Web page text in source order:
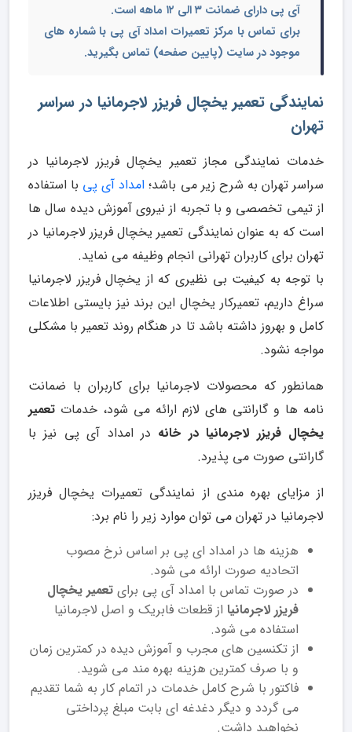
آی پی دارای ضمانت ۳ الی ۱۲ ماهه است.
برای تماس با مرکز تعمیرات امداد آی پی با شماره های
موجود در سایت (پایین صفحه) تماس بگیرید.
نمایندگی تعمیر یخچال فریزر لاجرمانیا در سراسر
تهران
خدمات نمایندگی مجاز تعمیر یخچال فریزر لاجرمانیا در
سراسر تهران به شرح زیر می باشد؛ امداد آی پی با استفاده
از تیمی تخصصی و با تجربه از نیروی آموزش دیده سال ها
است که به عنوان نمایندگی تعمیر یخچال فریزر لاجرمانیا در
تهران برای کاربران تهرانی انجام وظیفه می نماید.
با توجه به کیفیت بی نظیری که از یخچال فریزر لاجرمانیا
سراغ داریم، تعمیرکار یخچال این برند نیز بایستی اطلاعات
کامل و بهروز داشته باشد تا در هنگام روند تعمیر با مشکلی
مواجه نشود.
همانطور که محصولات لاجرمانیا برای کاربران با ضمانت
نامه ها و گارانتی های لازم ارائه می شود، خدمات تعمیر
یخچال فریزر لاجرمانیا در خانه در امداد آی پی نیز با
گارانتی صورت می پذیرد.
از مزایای بهره مندی از نمایندگی تعمیرات یخچال فریزر
لاجرمانیا در تهران می توان موارد زیر را نام برد:
هزینه ها در امداد ای پی بر اساس نرخ مصوب
اتحادیه صورت ارائه می شود.
در صورت تماس با امداد آی پی برای تعمیر یخچال
فریزر لاجرمانیا از قطعات فابریک و اصل لاجرمانیا
استفاده می شود.
از تکنسین های مجرب و آموزش دیده در کمترین زمان
و با صرف کمترین هزینه بهره مند می شوید.
فاکتور با شرح کامل خدمات در اتمام کار به شما تقدیم
می گردد و دیگر دغدغه ای بابت مبلغ پرداختی
نخواهید داشت.